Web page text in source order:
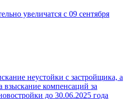
увеличатся с 09 сентября
неустойки с застройщика, а
взыскание компенсаций за
до 30.06.2025 года